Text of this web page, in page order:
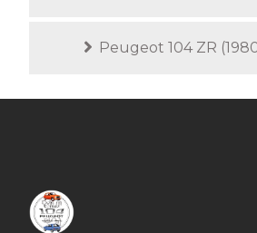
Peugeot 104 ZR